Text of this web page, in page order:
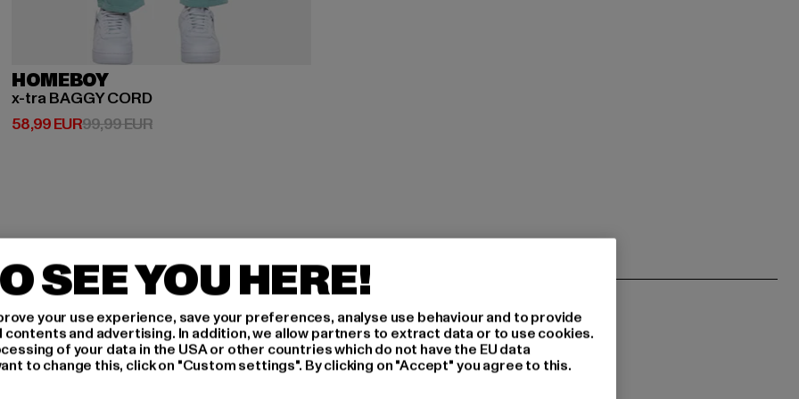
HOMEBOY
x-tra BAGGY CORD
58,99 EUR
Derzeitiger Preis: 58,99 EUR
99,99 EURAktionspreis: 99,99 EUR
AN,
SEE YOU HERE!
your use experience, save your preferences, analyse use behaviour and to provide
and advertising. In addition, we allow partners to extract data or to use cookies.
of your data in the USA or other countries which do not have the EU data
to change this, click on "Custom settings". By clicking on "Accept" you agree to this.